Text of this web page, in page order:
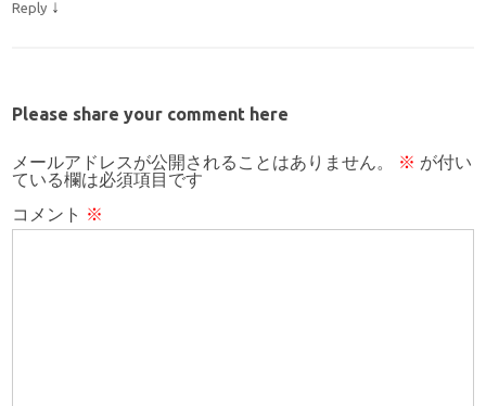
Reply ↓
Please share your comment here
メールアドレスが公開されることはありません。 ※ が付い
ている欄は必須項目です
コメント ※